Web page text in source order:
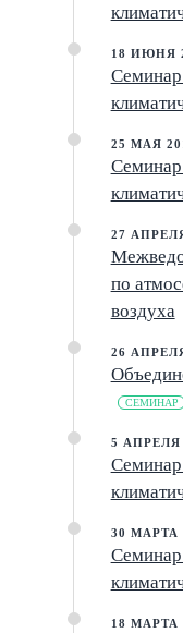
18 ИЮНЯ
Семинар
25 МАЯ
Семинар
27
по
воздуха
26
СЕМИНАР
5 АПРЕЛЯ
Семинар
30 МАРТА
Семинар
18 МАРТА